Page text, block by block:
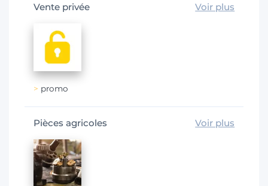
Vente privée Voir plus
promo
Pièces agricoles Voir plus